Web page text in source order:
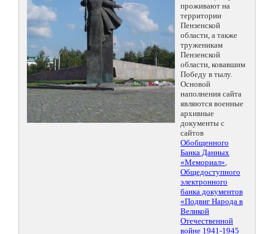
проживают на
территории
Пензенской
области, а также
труженикам
Пензенской
области, ковавшим
Победу в тылу.
Основой
наполнения сайта
являются военные
архивные
документы с
сайтов
Обобщенного
Банка Данных
«Мемориал»,
Общедоступного
электронного
банка документов
«Подвиг Народа в
Великой
Отечественной
войне 1941-1945